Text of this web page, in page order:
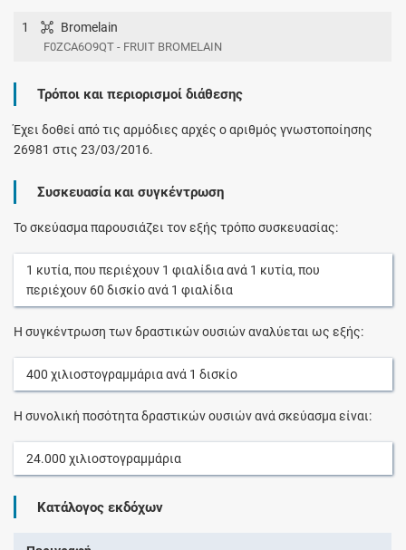
1 Bromelain
F0ZCA6O9QT - FRUIT BROMELAIN
Τρόποι και περιορισμοί διάθεσης
Έχει δοθεί από τις αρμόδιες αρχές ο αριθμός γνωστοποίησης
26981 στις 23/03/2016.
Συσκευασία και συγκέντρωση
Το σκεύασμα παρουσιάζει τον εξής τρόπο συσκευασίας:
1 κυτία, που περιέχουν 1 φιαλίδιαανά 1 κυτία, που
περιέχουν 60 δισκίοανά 1 φιαλίδια
Η συγκέντρωση των δραστικών ουσιών αναλύεται ως εξής:
400 χιλιοστογραμμάριαανά 1 δισκίο
Η συνολική ποσότητα δραστικών ουσιών ανά σκεύασμα είναι:
24.000 χιλιοστογραμμάρια
Κατάλογος εκδόχων